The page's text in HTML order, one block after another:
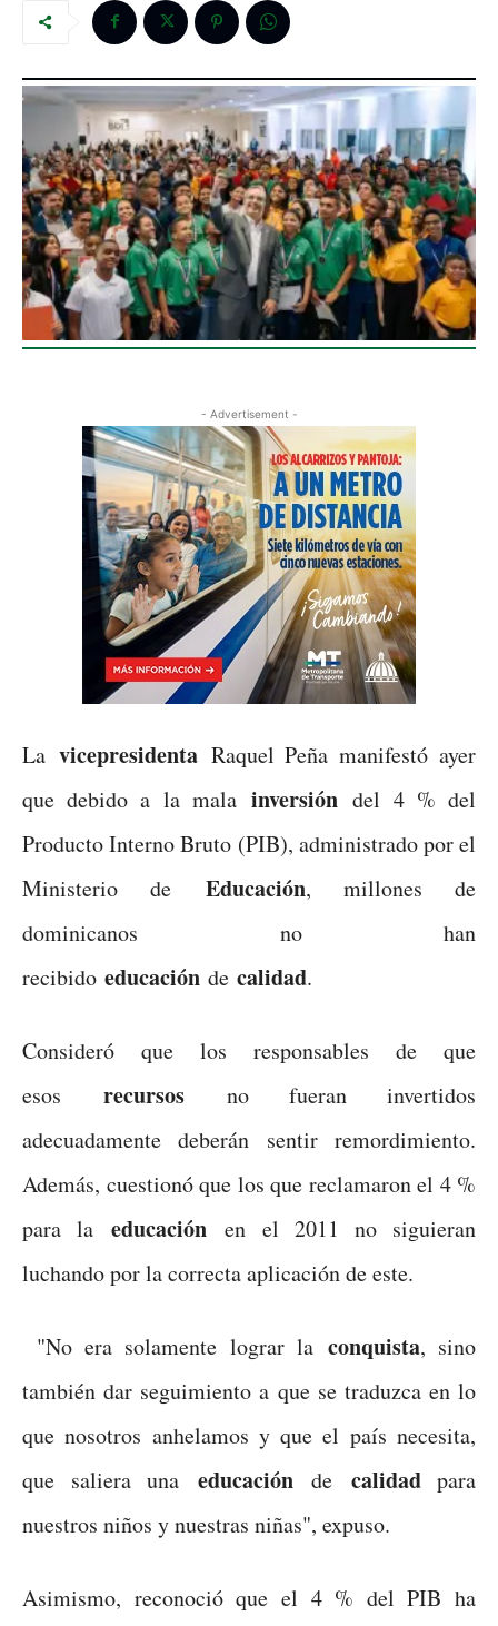
- Advertisement -
La vicepresidentaRaquel Peña manifestó ayer
que debido a la malainversión del 4 % del
Producto Interno Bruto (PIB), administrado por el
Ministerio de Educación, millones de
dominicanos no han
recibido educación de calidad.
Consideró que los responsables de que
esos recursos no fueran invertidos
adecuadamente deberán sentir remordimiento.
Además, cuestionó que los que reclamaron el 4 %
para laeducación en el 2011 no siguieran
luchando por la correcta aplicación de este.
"No era solamente lograr la conquista, sino
también dar seguimiento a que se traduzca en lo
que nosotros anhelamos y que el país necesita,
que saliera una educaciónde calidadpara
nuestros niños y nuestras niñas", expuso.
Asimismo, reconoció que el 4 % del PIB ha